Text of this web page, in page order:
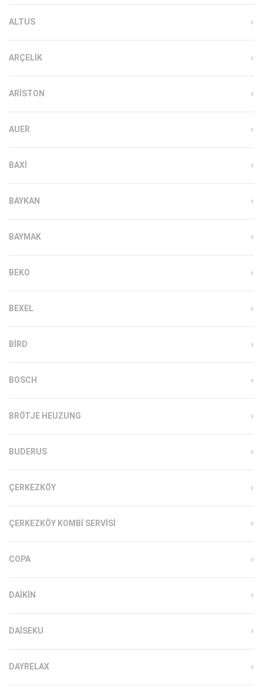
ALTUS
ARÇELIK
ARISTON
AUER
BAXI
BAYKAN
BAYMAK
BEKO
BEXEL
BIRD
BOSCH
BRÖTJE HEUZUNG
BUDERUS
ÇERKEZKÖY
ÇERKEZKÖY KOMBI SERVISI
COPA
DAIKIN
DAISEKU
DAYRELAX